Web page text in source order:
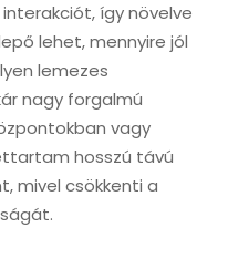
így növelve
lehet, mennyire jól
lemezes
nagy forgalmú
vagy
hosszú távú
mivel csökkenti a